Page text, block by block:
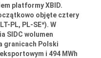
platformy XBID.
objęte cztery
PL, PL-SE*). W
SIDC wolumen
granicach Polski
i 494 MWh